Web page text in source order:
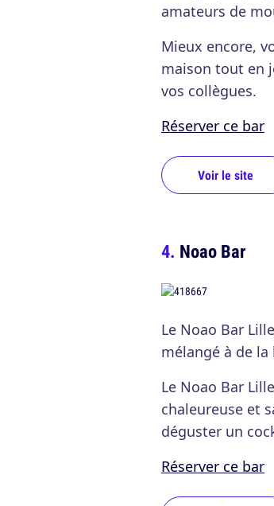
amateurs de
Mieux encore,
maison tout en
vos collègues.
Réserver ce bar
Voir le site
Noao Bar
Le Noao Bar
mélangé à de
Le Noao Bar
chaleureuse et
déguster un
Réserver ce bar